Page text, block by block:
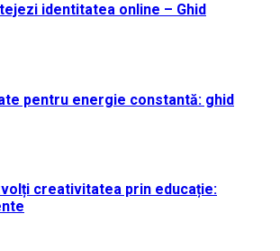
identitatea online – Ghid
pentru energie constantă: ghid
creativitatea prin educație: